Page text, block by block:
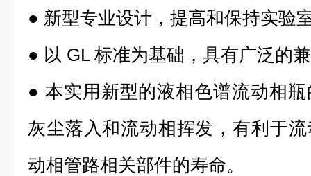
● 新型专业设计，提⾼和保持实验
● 以 GL 标准为基础，具有广泛的
● 本实用新型的液相色谱流动相
灰尘落入和流动相挥发，有利于
动相管路相关部件的寿命。